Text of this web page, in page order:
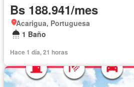
Bs 188.941/mes
Acarigua, Portuguesa
1 Baño
Hace 1 día, 21 horas